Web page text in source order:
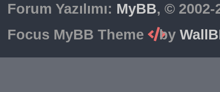
Duo Bulma Olayları Kolaylaşsın diye
Lolforum.10TL.NET Sitemizi Kurduk Sitemizde Asla
Küfür'e Yer Vermemekteyiz ve İçeriklerimizi Paylaşarak
Desteklerinizi Beklemekteyiz Şimdiden Teşekkür Ederiz.
Forum
Forum Yazılımı: MyBB, ©
Focus MyBB Theme
by